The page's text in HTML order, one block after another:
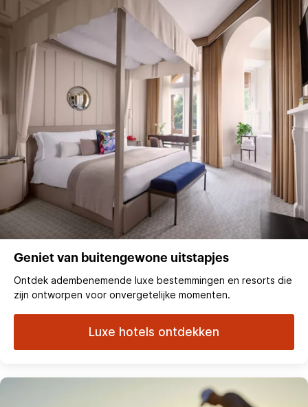
Geniet van buitengewone uitstapjes
Ontdek adembenemende luxe bestemmingen en resorts die
zijn ontworpen voor onvergetelijke momenten.
Luxe hotels ontdekken